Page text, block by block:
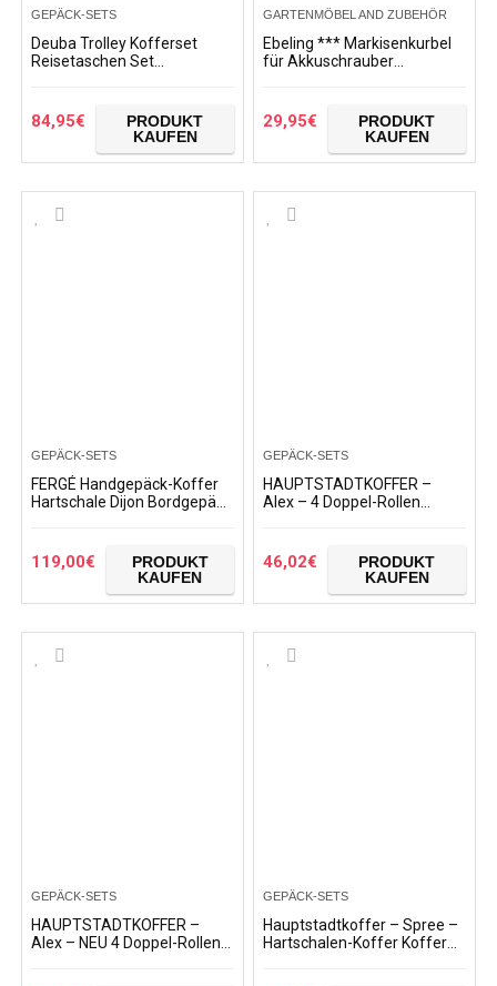
GEPÄCK-SETS
Deuba Trolley Kofferset
Reisetaschen Set
Reisetasche mit Rollen…
84,95€
PRODUKT
KAUFEN
GARTENMÖBEL AND ZUBEHÖR
Ebeling *** Markisenkurbel
für Akkuschrauber
29,95€
PRODUKT
KAUFEN
GEPÄCK-SETS
FERGÉ Handgepäck-Koffer
Hartschale Dijon Bordgepäck
4 Rollen 100% ABS grau
119,00€
PRODUKT
KAUFEN
GEPÄCK-SETS
HAUPTSTADTKOFFER –
Alex – 4 Doppel-Rollen
Reisekoffer
46,02€
PRODUKT
KAUFEN
GEPÄCK-SETS
HAUPTSTADTKOFFER –
Alex – NEU 4 Doppel-Rollen
GEPÄCK-SETS
Hauptstadtkoffer – Spree –
Hartschalen-Koffer Koffer